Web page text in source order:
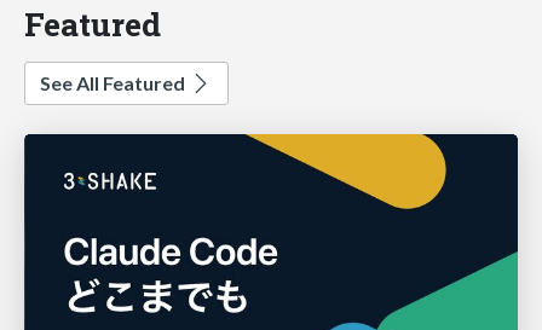
Featured
See All Featured